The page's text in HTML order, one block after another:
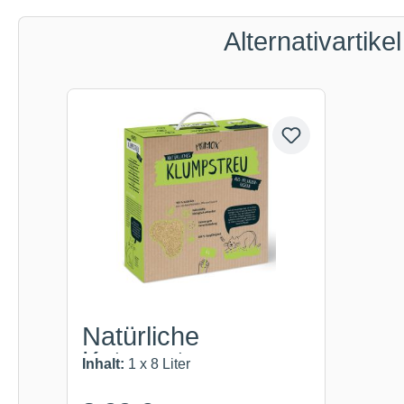
Alternativartikel
Produktgalerie überspringen
Natürliche
Katzenstreu aus...
Inhalt: 1 x 8 Liter